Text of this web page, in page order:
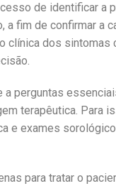
de identificar a
fim de confirmar a
clínica dos
perguntas
terapêutica.
e exames
para tratar o